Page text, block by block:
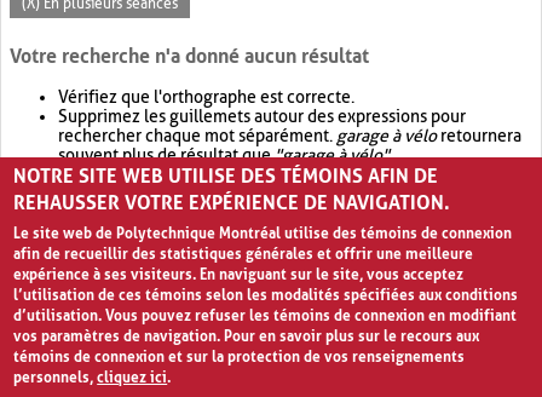
(X) En plusieurs séances
Votre recherche n'a donné aucun résultat
Vérifiez que l'orthographe est correcte.
Supprimez les guillemets autour des expressions pour
rechercher chaque mot séparément. garage à véloretournera
souvent plus de résultat que"garage à vélo".
Envisagez d'élargir votre recherche avec OR.garage OR vélo
retournera souvent plus de résultat quegarage à vélo
NOTRE SITE WEB UTILISE DES TÉMOINS AFIN DE
REHAUSSER VOTRE EXPÉRIENCE DE NAVIGATION.
Le site web de Polytechnique Montréal utilise des témoins de connexion
afin de recueillir des statistiques générales et offrir une meilleure
expérience à ses visiteurs. En naviguant sur le site, vous acceptez
l’utilisation de ces témoins selon les modalités spécifiées aux conditions
d’utilisation. Vous pouvez refuser les témoins de connexion en modifiant
vos paramètres de navigation. Pour en savoir plus sur le recours aux
témoins de connexion et sur la protection de vos renseignements
personnels,cliquez ici.